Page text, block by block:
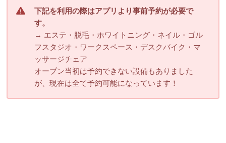
下記を利用の際はアプリより事前予約が必要で
す。
→ エステ・脱毛・ホワイトニング・ネイル・ゴル
フスタジオ・ワークスペース・デスクバイク・マ
ッサージチェア
オープン当初は予約できない設備もありました
が、現在は全て予約可能になっています！